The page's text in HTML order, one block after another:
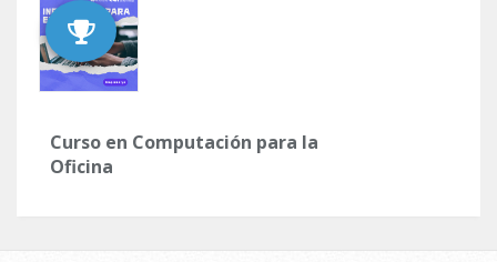
Curso en Computación para la
Oficina